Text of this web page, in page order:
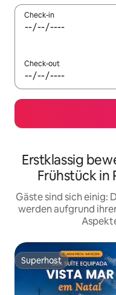
Check-in
Check-out
Erstklassig
Frühstück in
Gäste sind sich einig:
werden aufgrund
Superhost
Superhost